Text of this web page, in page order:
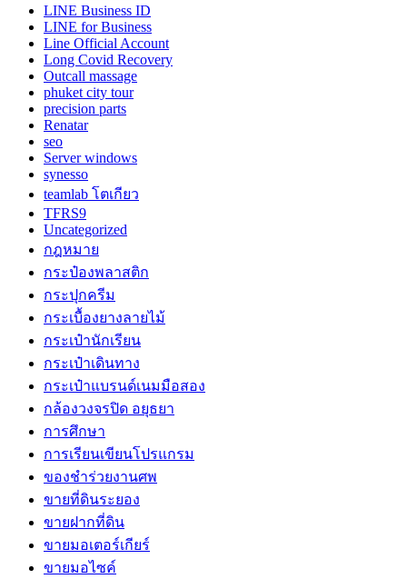
LINE Business ID
LINE for Business
Line Official Account
Long Covid Recovery
Outcall massage
phuket city tour
precision parts
Renatar
seo
Server windows
synesso
teamlab โตเกียว
TFRS9
Uncategorized
กฎหมาย
กระป๋องพลาสติก
กระปุกครีม
กระเบื้องยางลายไม้
กระเป๋านักเรียน
กระเป๋าเดินทาง
กระเป๋าแบรนด์เนมมือสอง
กล้องวงจรปิด อยุธยา
การศึกษา
การเรียนเขียนโปรแกรม
ของชำร่วยงานศพ
ขายที่ดินระยอง
ขายฝากที่ดิน
ขายมอเตอร์เกียร์
ขายมอไซค์